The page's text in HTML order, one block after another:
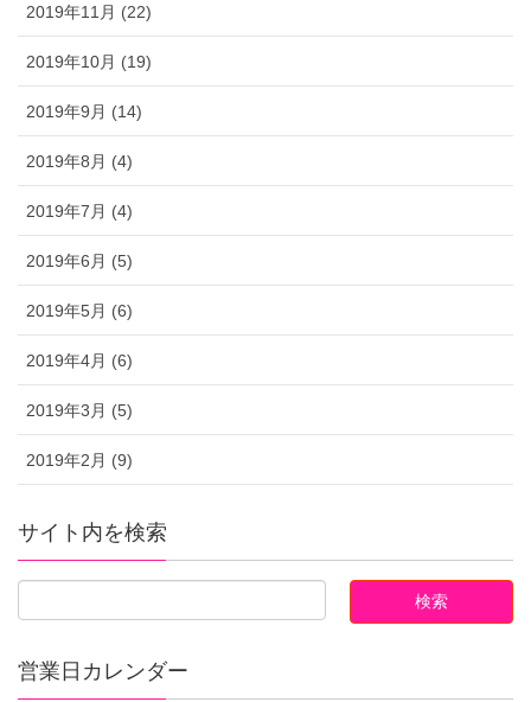
2019年11月 (22)
2019年10月 (19)
2019年9月 (14)
2019年8月 (4)
2019年7月 (4)
2019年6月 (5)
2019年5月 (6)
2019年4月 (6)
2019年3月 (5)
2019年2月 (9)
サイト内を検索
営業日カレンダー